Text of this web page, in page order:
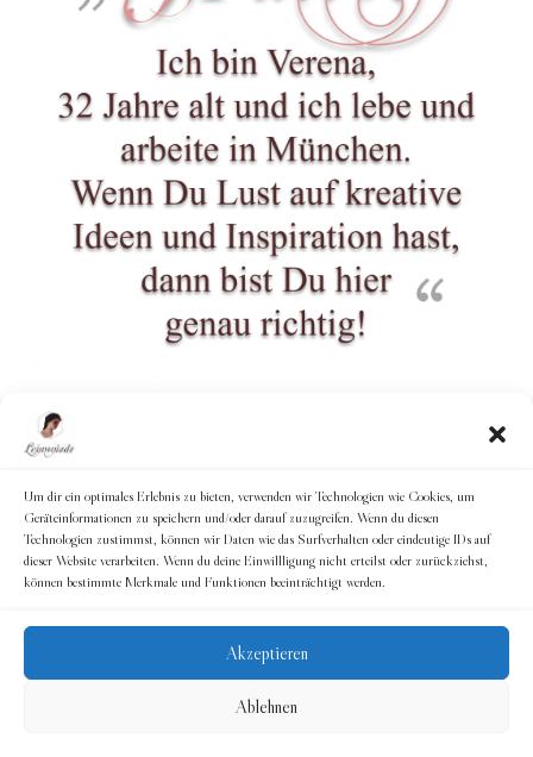
Um dir ein optimales Erlebnis zu bieten, verwenden wir Technologien wie Cookies, um
Geräteinformationen zu speichern und/oder darauf zuzugreifen. Wenn du diesen
Technologien zustimmst, können wir Daten wie das Surfverhalten oder eindeutige IDs auf
dieser Website verarbeiten. Wenn du deine Einwillligung nicht erteilst oder zurückziehst,
können bestimmte Merkmale und Funktionen beeinträchtigt werden.
Akzeptieren
Ablehnen
© 2026Leimoniade